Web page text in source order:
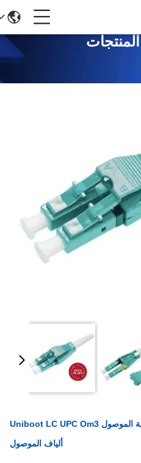
قطبية قابلة للتبديل ألياف البصرية الموصول Uniboot LC UPC Om3
ألياف الموصول